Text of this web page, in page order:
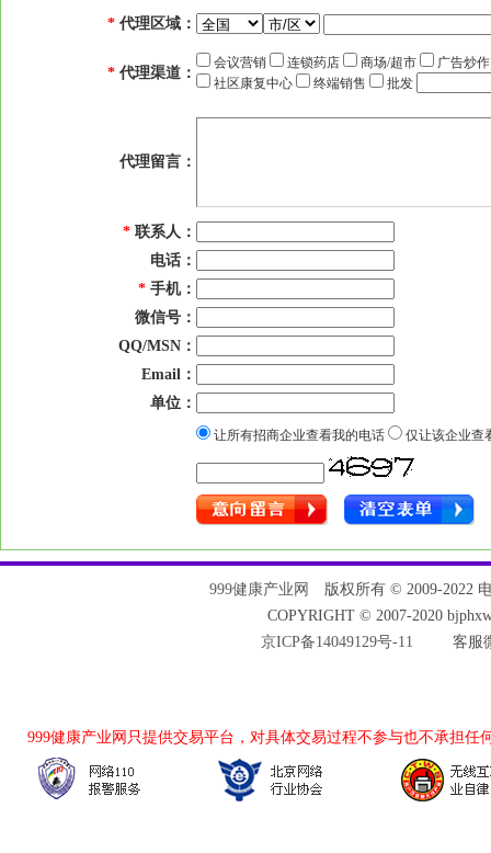
* 代理区域：
* 代理渠道：
会议营销 连锁药店 商场/超市
广告炒
社区康复中心
终端销售 批发
代理留言：
* 联系人：
电话：
* 手机：
微信号：
QQ/MSN：
Email：
单位：
让所有招商企业查看我的电话 仅让该企业查
999健康产业网
版权所有 © 2009-2022 电
COPYRIGHT © 2007-2020
京ICP备14049129号-11
客服
999健康产业网 只提供交易平台，对具体交易过程不参与也不承担